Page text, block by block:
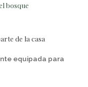
bosque
de la casa
equipada para